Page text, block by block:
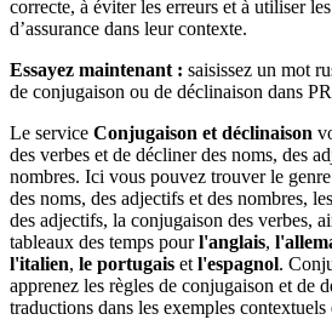
correcte, à éviter les erreurs et à utiliser
d’assurance dans leur contexte.
Essayez maintenant : saisissez un mot
de conjugaison ou de déclinaison dans
Le service Conjugaison et déclinaison
des verbes et de décliner des noms, des
nombres. Ici vous pouvez trouver le
des noms, des adjectifs et des nombres,
des adjectifs, la conjugaison des verbes,
tableaux des temps pourl'anglais,
l'italien, le portugais et l'espagnol.
apprenez les règles de conjugaison et de
traductions dans les exemples